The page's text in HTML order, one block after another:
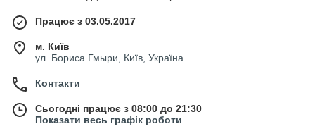
Працює з 03.05.2017
м. Київ
ул. Бориса Гмыри, Київ, Україна
Контакти
Сьогодні працює з 08:00 до 21:30
Показати весь графік роботи